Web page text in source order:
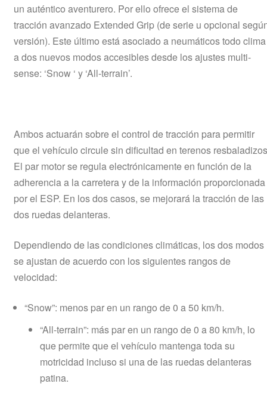
un auténtico aventurero. Por ello ofrece el sistema de
tracción avanzado Extended Grip (de serie u opcional
versión). Este último está asociado a neumáticos todo clima
a dos nuevos modos accesibles desde los ajustes multi-
sense: ‘Snow ‘ y ‘All-terrain’.
Ambos actuarán sobre el control de tracción para permitir
que el vehículo circule sin dificultad en terenos
El par motor se regula electrónicamente en función de la
adherencia a la carretera y de la información proporcionada
por el ESP. En los dos casos, se mejorará la tracción de las
dos ruedas delanteras.
Dependiendo de las condiciones climáticas, los dos modos
se ajustan de acuerdo con los siguientes rangos de
velocidad:
“Snow”: menos par en un rango de 0 a 50 km/h.
“All-terrain”: más par en un rango de 0 a 80 km/h, lo
que permite que el vehículo mantenga toda su
motricidad incluso si una de las ruedas delanteras
patina.